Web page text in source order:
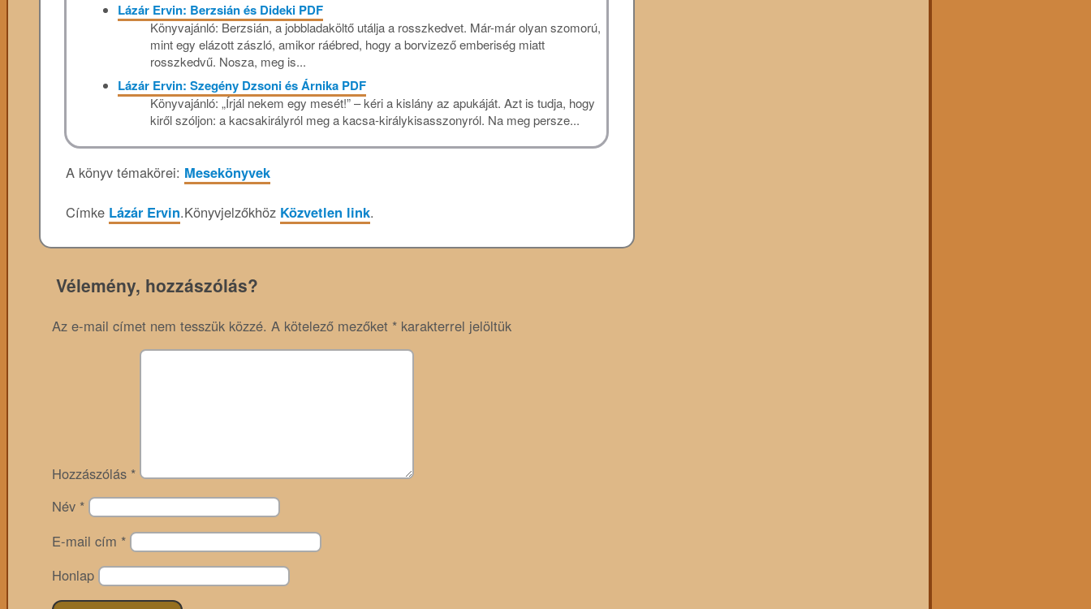
Lázár Ervin: Berzsián és Dideki PDF
Könyvajánló: Berzsián, a jobbladaköltő utálja a rosszkedvet. Már-már olyan szomorú,
mint egy elázott zászló, amikor ráébred, hogy a borvizező emberiség miatt
rosszkedvű. Nosza, meg is...
Lázár Ervin: Szegény Dzsoni és Árnika PDF
Könyvajánló: „Írjál nekem egy mesét!” – kéri a kislány az apukáját. Azt is tudja, hogy
kiről szóljon: a kacsakirályról meg a kacsa-királykisasszonyról. Na meg persze...
A könyv témakörei: Mesekönyvek
Címke Lázár Ervin.Könyvjelzőkhöz Közvetlen link.
Vélemény, hozzászólás?
Az e-mail címet nem tesszük közzé. A kötelező mezőket * karakterrel jelöltük
Hozzászólás *
Név *
E-mail cím *
Honlap